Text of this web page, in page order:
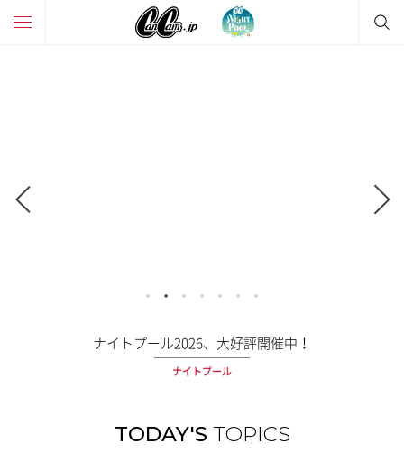
ナイトプール2026、大好評開催中！
ナイトプール
TODAY'S TOPICS